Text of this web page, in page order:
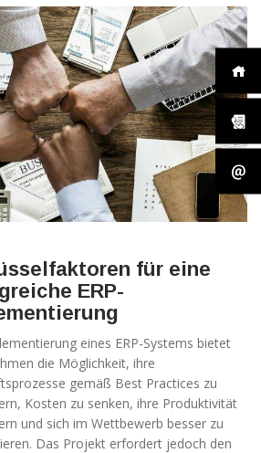
für eine
ERP-
eines ERP-Systems bietet
die Möglichkeit, ihre
gemäß Best Practices zu
Kosten zu senken, ihre Produktivität
und sich im Wettbewerb besser zu
Das Projekt erfordert jedoch den